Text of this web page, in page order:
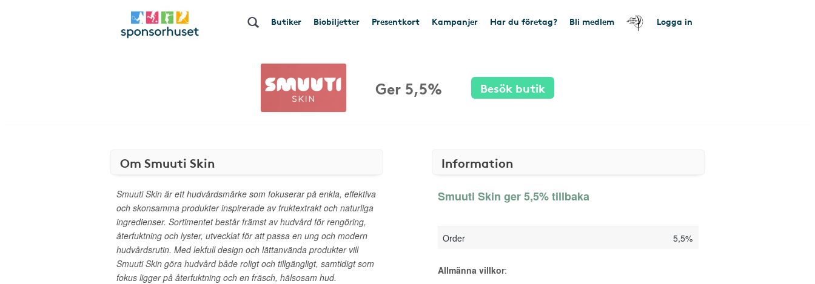
Butiker Biobiljetter Presentkort Kampanjer Har du företag? Bli medlem Logga in
Ger 5,5% Besök butik
Om Smuuti Skin
Smuuti Skin är ett hudvårdsmärke som fokuserar på enkla, effektiva
och skonsamma produkter inspirerade av fruktextrakt och naturliga
ingredienser. Sortimentet består främst av hudvård för rengöring,
återfuktning och lyster, utvecklat för att passa en ung och modern
hudvårdsrutin. Med lekfull design och lättanvända produkter vill
Smuuti Skin göra hudvård både roligt och tillgängligt, samtidigt som
fokus ligger på återfuktning och en fräsch, hälsosam hud.
Information
Smuuti Skin ger 5,5% tillbaka
Order 5,5%
Allmänna villkor: